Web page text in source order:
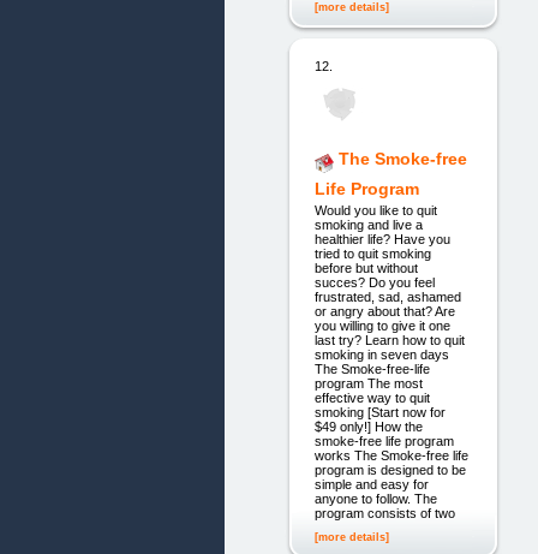
[more details]
12.
The Smoke-free
Life Program
Would you like to quit
smoking and live a
healthier life? Have you
tried to quit smoking
before but without
succes? Do you feel
frustrated, sad, ashamed
or angry about that? Are
you willing to give it one
last try? Learn how to quit
smoking in seven days
The Smoke-free-life
program The most
effective way to quit
smoking [Start now for
$49 only!] How the
smoke-free life program
works The Smoke-free life
program is designed to be
simple and easy for
anyone to follow. The
program consists of two
[more details]